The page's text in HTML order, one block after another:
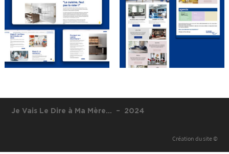
Je Vais Le Dire à Ma Mère… – 2024
Création du site ©